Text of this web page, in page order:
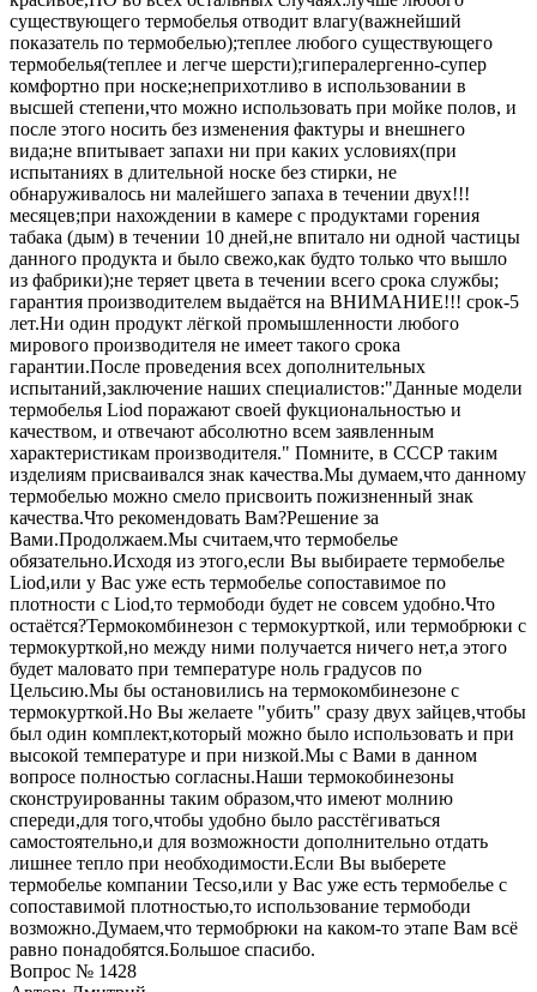
существующего термобелья отводит влагу(важнейший
показатель по термобелью);теплее любого существующего
термобелья(теплее и легче шерсти);гипералергенно-супер
комфортно при носке;неприхотливо в использовании в
высшей степени,что можно использовать при мойке полов, и
после этого носить без изменения фактуры и внешнего
вида;не впитывает запахи ни при каких условиях(при
испытаниях в длительной носке без стирки, не
обнаруживалось ни малейшего запаха в течении двух!!!
месяцев;при нахождении в камере с продуктами горения
табака (дым) в течении 10 дней,не впитало ни одной частицы
данного продукта и было свежо,как будто только что вышло
из фабрики);не теряет цвета в течении всего срока службы;
гарантия производителем выдаётся на ВНИМАНИЕ!!! срок-5
лет.Ни один продукт лёгкой промышленности любого
мирового производителя не имеет такого срока
гарантии.После проведения всех дополнительных
испытаний,заключение наших специалистов:"Данные модели
термобелья Liod поражают своей фукциональностью и
качеством, и отвечают абсолютно всем заявленным
характеристикам производителя." Помните, в СССР таким
изделиям присваивался знак качества.Мы думаем,что данному
термобелью можно смело присвоить пожизненный знак
качества.Что рекомендовать Вам?Решение за
Вами.Продолжаем.Мы считаем,что термобелье
обязательно.Исходя из этого,если Вы выбираете термобелье
Liod,или у Вас уже есть термобелье сопоставимое по
плотности с Liod,то термободи будет не совсем удобно.Что
остаётся?Термокомбинезон с термокурткой, или термобрюки с
термокурткой,но между ними получается ничего нет,а этого
будет маловато при температуре ноль градусов по
Цельсию.Мы бы остановились на термокомбинезоне с
термокурткой.Но Вы желаете "убить" сразу двух зайцев,чтобы
был один комплект,который можно было использовать и при
высокой температуре и при низкой.Мы с Вами в данном
вопросе полностью согласны.Наши термокобинезоны
сконструированны таким образом,что имеют молнию
спереди,для того,чтобы удобно было расстёгиваться
самостоятельно,и для возможности дополнительно отдать
лишнее тепло при необходимости.Если Вы выберете
термобелье компании Tecso,или у Вас уже есть термобелье с
сопоставимой плотностью,то использование термободи
возможно.Думаем,что термобрюки на каком-то этапе Вам всё
равно понадобятся.Большое спасибо.
Вопрос № 1428